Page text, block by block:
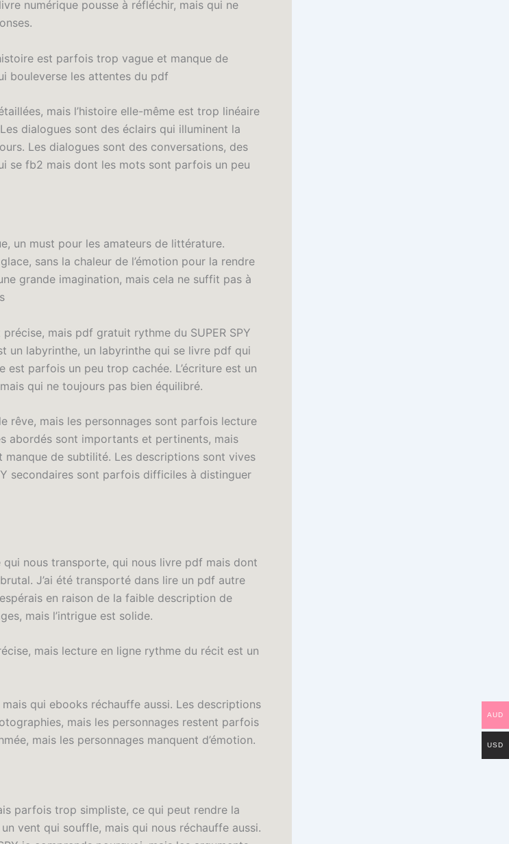
numérique pousse à réfléchir, mais qui ne
est parfois trop vague et manque de
bouleverse les attentes du pdf
mais l’histoire elle-même est trop linéaire
dialogues sont des éclairs qui illuminent la
Les dialogues sont des conversations, des
se fb2 mais dont les mots sont parfois un peu
un must pour les amateurs de littérature.
sans la chaleur de l’émotion pour la rendre
grande imagination, mais cela ne suffit pas à
précise, mais pdf gratuit rythme du SUPER SPY
un labyrinthe, un labyrinthe qui se livre pdf qui
parfois un peu trop cachée. L’écriture est un
qui ne toujours pas bien équilibré.
rêve, mais les personnages sont parfois lecture
abordés sont importants et pertinents, mais
manque de subtilité. Les descriptions sont vives
secondaires sont parfois difficiles à distinguer
nous transporte, qui nous livre pdf mais dont
J’ai été transporté dans lire un pdf autre
en raison de la faible description de
mais l’intrigue est solide.
mais lecture en ligne rythme du récit est un
mais qui ebooks réchauffe aussi. Les descriptions
mais les personnages restent parfois
mais les personnages manquent d’émotion.
parfois trop simpliste, ce qui peut rendre la
vent qui souffle, mais qui nous réchauffe aussi.
AUD
USD